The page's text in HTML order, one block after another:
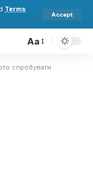
Terms
Accept
Aa
спробувати